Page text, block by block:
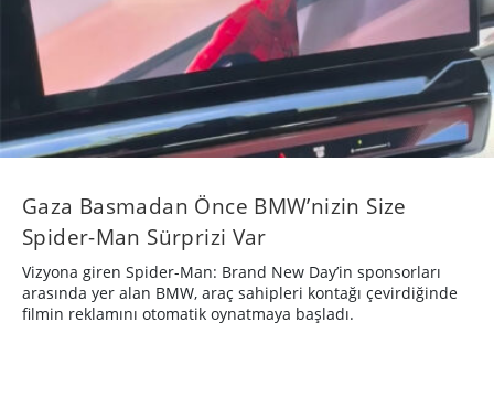
Gaza Basmadan Önce BMW’nizin Size
Spider-Man Sürprizi Var
Vizyona giren Spider-Man: Brand New Day’in sponsorları
arasında yer alan BMW, araç sahipleri kontağı çevirdiğinde
filmin reklamını otomatik oynatmaya başladı.